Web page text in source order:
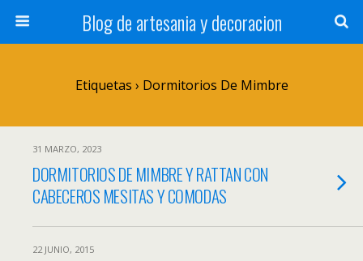
Blog de artesania y decoracion
Etiquetas › Dormitorios De Mimbre
31 MARZO, 2023
DORMITORIOS DE MIMBRE Y RATTAN CON
CABECEROS MESITAS Y COMODAS
22 JUNIO, 2015